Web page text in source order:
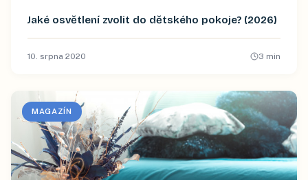
Jaké osvětlení zvolit do dětského pokoje? (2026)
10. srpna 2020 3 min
MAGAZÍN